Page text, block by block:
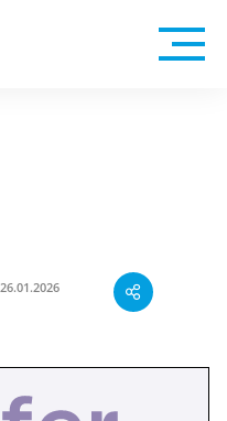
26.01.2026